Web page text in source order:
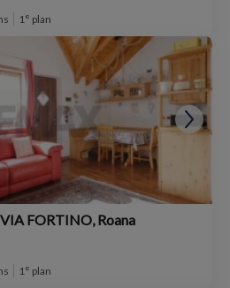
1° plan
FORTINO, Roana
1° plan